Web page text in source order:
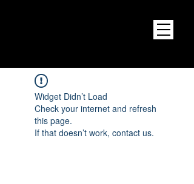
Widget Didn’t Load
Check your internet and refresh
this page.
If that doesn’t work, contact us.